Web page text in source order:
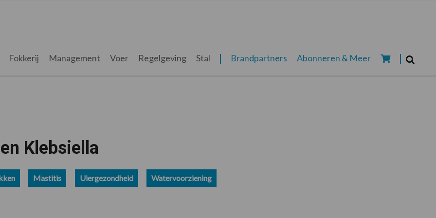
Fokkerij Management Voer Regelgeving Stal Brandpartners Abonneren & Meer
Klebsiella
Mastitis Uiergezondheid Watervoorziening